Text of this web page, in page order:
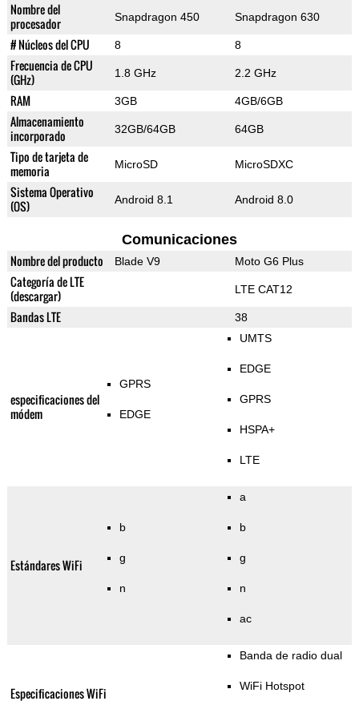
Nombre del
procesador
Snapdragon 450 Snapdragon 630
# Núcleos del CPU 8 8
Frecuencia de CPU
(GHz)
1.8 GHz 2.2 GHz
RAM 3GB 4GB/6GB
Almacenamiento
incorporado
32GB/64GB 64GB
Tipo de tarjeta de
memoria
MicroSD MicroSDXC
Sistema Operativo
(OS)
Android 8.1 Android 8.0
Comunicaciones
Nombre del producto Blade V9 Moto G6 Plus
Categoría de LTE
(descargar)
LTE CAT12
Bandas LTE 38
especificaciones del
módem
GPRS
EDGE
UMTS
EDGE
GPRS
HSPA+
LTE
Estándares WiFi
b
g
n
a
b
g
n
ac
Especificaciones WiFi
Banda de radio dual
WiFi Hotspot